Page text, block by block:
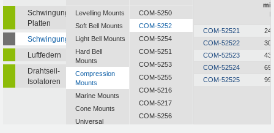
Schwingungsisolierende
Platten
Schwingungsdämpfer
Luftfedern
Drahtseil-
Isolatoren
Levelling Mounts
Soft Bell Mounts
Light Bell Mounts
Hard Bell
Mounts
Compression
Mounts
Marine Mounts
Cone Mounts
Universal
COM-5250
COM-5252
COM-5254
COM-5251
COM-5253
COM-5255
COM-5216
COM-5217
COM-5256
COM-52521
COM-52522
COM-52523
COM-52524
COM-52525